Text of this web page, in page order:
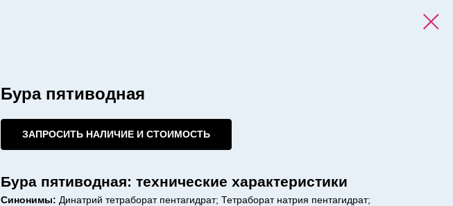
Бура пятиводная
ЗАПРОСИТЬ НАЛИЧИЕ И СТОИМОСТЬ
Бура пятиводная: технические характеристики
Синонимы: Динатрий тетраборат пентагидрат; Тетраборат натрия пентагидрат;